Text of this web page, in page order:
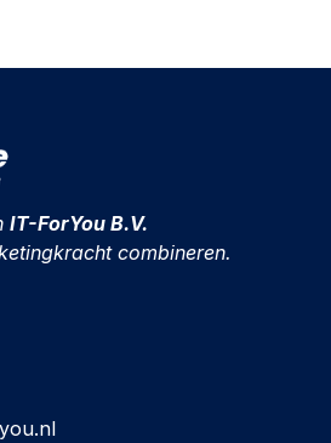
IT-ForYou B.V.
combineren.